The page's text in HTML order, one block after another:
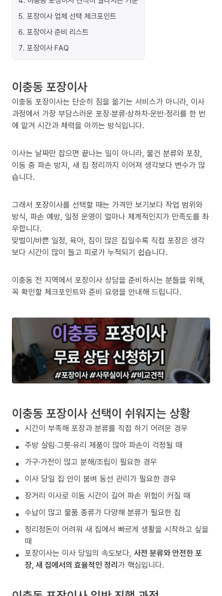
5. 포장이사 업체 선택 체크포인트
6. 포장이사 준비 리스트
7. 포장이사 FAQ
이충동 포장이사
이충동 포장이사는 단순히 짐을 옮기는 서비스가 아니라, 이사
과정에서 가장 부담스러운 포장·분류·상하차·운반·정리를 한 번
에 맡겨 시간과 체력을 아끼는 방식입니다.
이사는 날짜만 잡으면 끝나는 일이 아니라, 물건 분류와 포장,
이동 중 파손 방지, 새 집 정리까지 이어져 생각보다 변수가 많
습니다.
그래서 포장이사를 선택할 때는 가격만 보기보다 작업 범위와
방식, 파손 예방, 일정 운영이 얼마나 체계적인지가 만족도를 좌
우합니다.
맞벌이/바쁜 일정, 육아, 짐이 많은 집일수록 직접 포장은 생각
보다 시간이 많이 들고 피로가 누적되기 쉽습니다.
이충동 전 지역에서 포장이사 상담을 준비하시는 분들을 위해,
꼭 확인할 체크포인트와 준비 요령을 안내해 드립니다.
이충동 포장이사 선택이 쉬워지는 상황
시간이 부족해 포장과 분류를 직접 하기 어려운 경우
주방 살림·그릇·유리 제품이 많아 파손이 걱정될 때
가구·가전이 많고 분해/조립이 필요한 경우
이사 당일 집 안이 붐벼 동선 관리가 필요한 경우
장거리 이사로 이동 시간이 길어 파손 위험이 커질 때
수납이 많고 물품 종류가 다양해 분류가 필요한 집
정리정돈이 어려워 새 집에서 빠르게 생활을 시작하고 싶을
때
포장이사는 이사 당일의 속도보다, 사전 분류와 안전한 포
장, 새 집에서의 효율적인 정리가 핵심입니다.